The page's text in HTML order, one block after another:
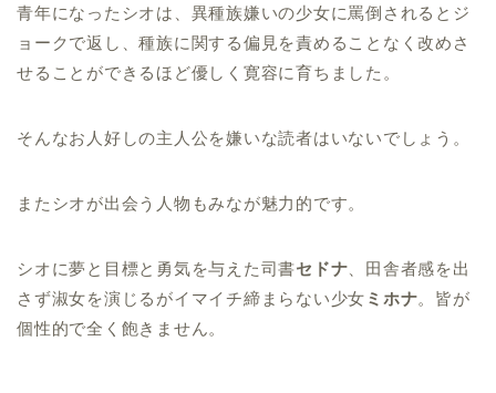
青年になったシオは、異種族嫌いの少女に罵倒されるとジ
ョークで返し、種族に関する偏見を責めることなく改めさ
せることができるほど優しく寛容に育ちました。
そんなお人好しの主人公を嫌いな読者はいないでしょう。
またシオが出会う人物もみなが魅力的です。
シオに夢と目標と勇気を与えた司書セドナ 、田舎者感を出
さず淑女を演じるがイマイチ締まらない少女 ミホナ。皆が
個性的で全く飽きません。